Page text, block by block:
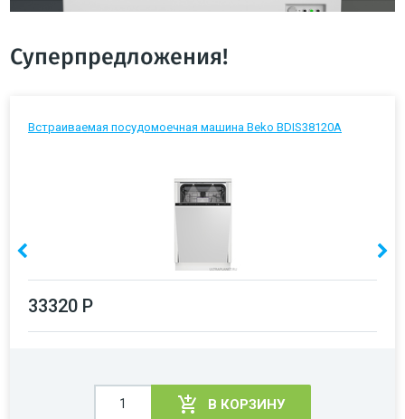
Суперпредложения!
Встраиваемая посудомоечная машина Beko BDIS38120A
33320 Р
В КОРЗИНУ